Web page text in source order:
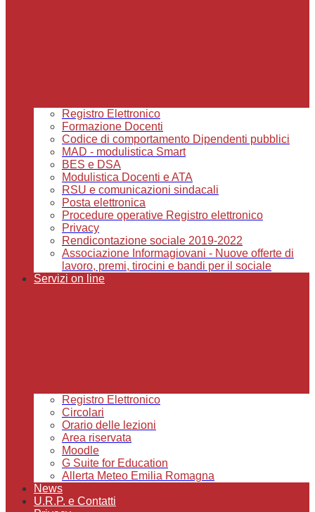
Registro Elettronico
Formazione Docenti
Codice di comportamento Dipendenti pubblici
MAD - modulistica Smart
BES e DSA
Modulistica Docenti e ATA
RSU e comunicazioni sindacali
Posta elettronica
Procedure operative Registro elettronico
Privacy
Rendicontazione sociale 2019-2022
Associazione Informagiovani - Nuove offerte di
lavoro, premi, tirocini e bandi per il sociale
Servizi on line
Registro Elettronico
Circolari
Orario delle lezioni
Area riservata
Moodle
G Suite for Education
Allerta Meteo Emilia Romagna
News
U.R.P. e Contatti